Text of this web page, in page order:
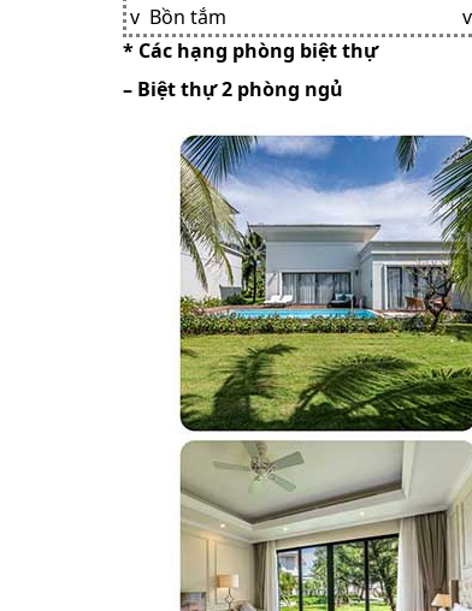
v Bồn tắm
* Các hạng phòng biệt thự
– Biệt thự 2 phòng ngủ